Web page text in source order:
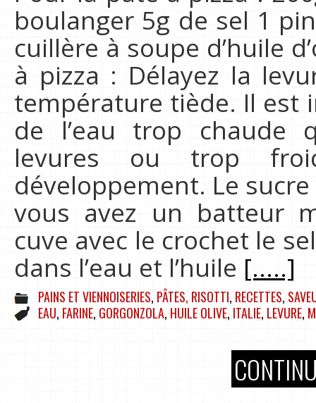
boulanger 5g de sel 1
cuillère à soupe d’huile
à pizza : Délayez la
température tiède. Il est
de l’eau trop chaude
levures ou trop
développement. Le
vous avez un batteur
cuve avec le crochet le
dans l’eau et l’huile [.....]
PAINS ET VIENNOISERIES, PÂTES, RISOTTI, RECETTES,
EAU, FARINE, GORGONZOLA, HUILE OLIVE, ITALIE, LEVURE,